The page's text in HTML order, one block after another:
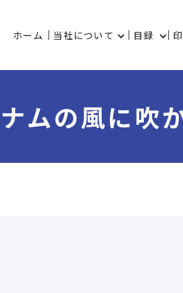
ホーム 当社について 目録
ムの風に吹